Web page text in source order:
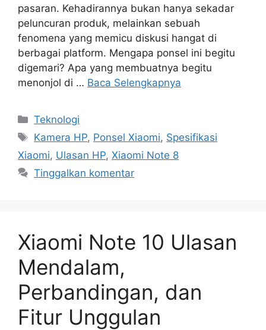
pasaran. Kehadirannya bukan hanya sekadar
peluncuran produk, melainkan sebuah
fenomena yang memicu diskusi hangat di
berbagai platform. Mengapa ponsel ini begitu
digemari? Apa yang membuatnya begitu
menonjol di … Baca Selengkapnya
Kategori
Teknologi
Tag
Kamera HP, Ponsel Xiaomi, Spesifikasi
Xiaomi, Ulasan HP, Xiaomi Note 8
Tinggalkan komentar
Xiaomi Note 10 Ulasan
Mendalam,
Perbandingan, dan
Fitur Unggulan